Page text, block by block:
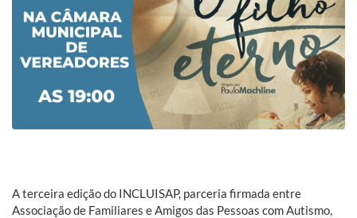
A terceira edição do INCLUISAP, parceria firmada entre
Associação de Familiares e Amigos das Pessoas com Autismo,